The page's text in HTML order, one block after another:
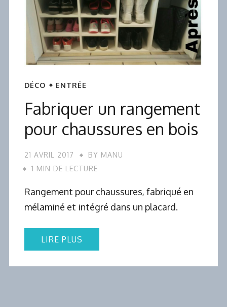
DÉCO ENTRÉE
Fabriquer un rangement
pour chaussures en bois
21 AVRIL 2017 BY MANU
1 MIN DE LECTURE
Rangement pour chaussures, fabriqué en
mélaminé et intégré dans un placard.
LIRE PLUS